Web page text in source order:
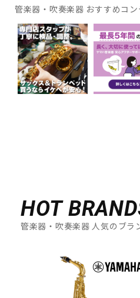
管楽器・吹奏楽器 おすすめコン
HOT
管楽器・吹奏楽器 人気のブラ